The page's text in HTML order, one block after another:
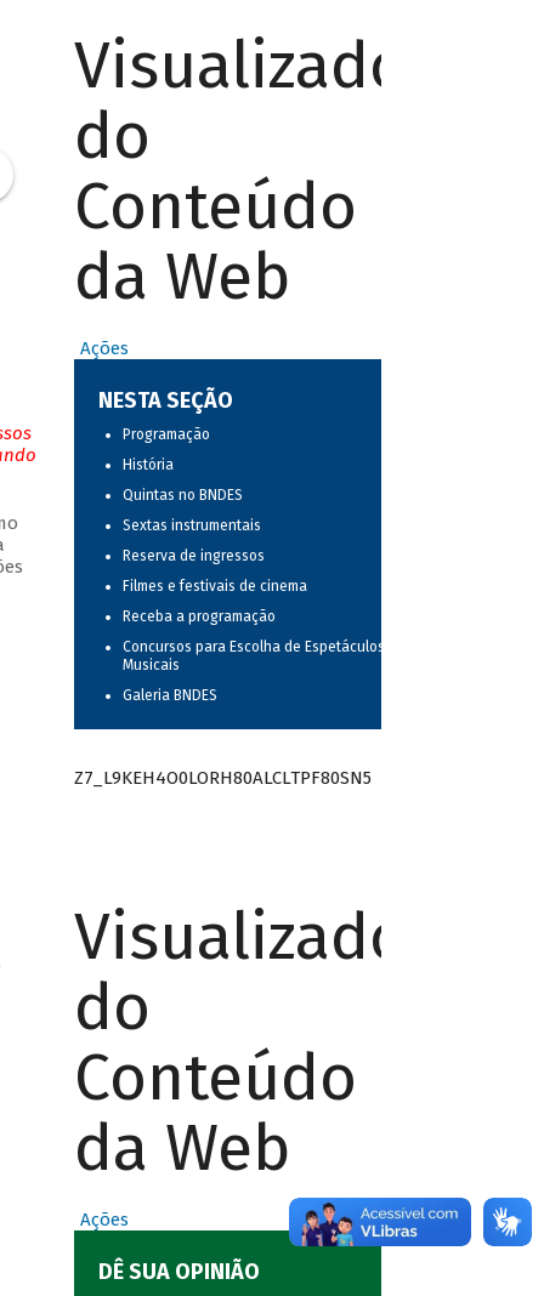
Visualizador
do
Conteúdo
da Web
Ações
NESTA SEÇÃO
Programação
História
Quintas no BNDES
Sextas instrumentais
Reserva de ingressos
Filmes e festivais de cinema
Receba a programação
Concursos para Escolha de Espetáculos
Musicais
Galeria BNDES
Z7_L9KEH4O0LORH80ALCLTPF80SN5
Visualizador
do
Conteúdo
da Web
Ações
DÊ SUA OPINIÃO